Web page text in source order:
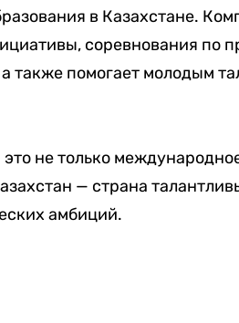
в Казахстане.
соревнования по
также помогает молодым
не только
— страна
амбиций.